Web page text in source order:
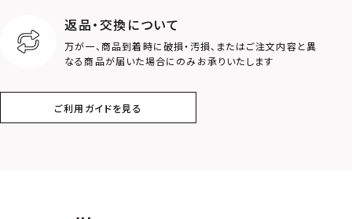
クラウン
スター
返品・交換について
万が一、商品到着時に破損・汚損、またはご注文内容と異
なる商品が届いた場合にのみお承りいたします
ご利用ガイドを見る